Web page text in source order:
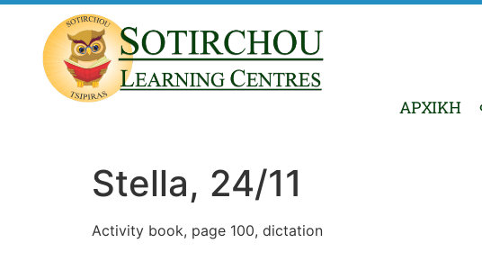
ΑΡΧΙΚΗ
Stella, 24/11
Activity book, page 100, dictation